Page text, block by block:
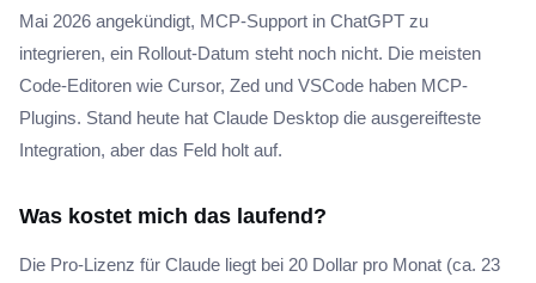
Mai 2026 angekündigt, MCP-Support in ChatGPT zu
integrieren, ein Rollout-Datum steht noch nicht. Die meisten
Code-Editoren wie Cursor, Zed und VSCode haben MCP-
Plugins. Stand heute hat Claude Desktop die ausgereifteste
Integration, aber das Feld holt auf.
Was kostet mich das laufend?
Die Pro-Lizenz für Claude liegt bei 20 Dollar pro Monat (ca. 23